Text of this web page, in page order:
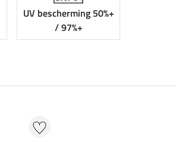
UV bescherming 50%+
/ 97%+